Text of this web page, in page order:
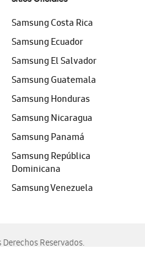
Samsung Costa Rica
Samsung Ecuador
Samsung El Salvador
Samsung Guatemala
Samsung Honduras
Samsung Nicaragua
Samsung Panamá
Samsung República
Dominicana
Samsung Venezuela
Reservados.